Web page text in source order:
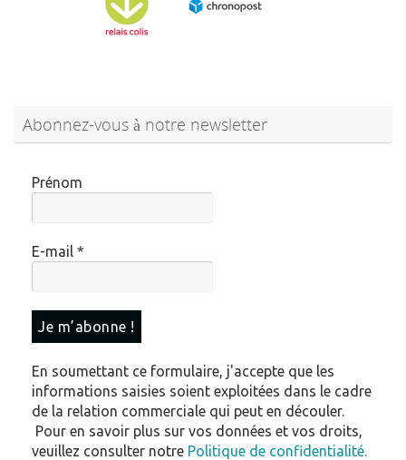
Abonnez-vous à notre newsletter
Prénom
E-mail *
En soumettant ce formulaire, j'accepte que les
informations saisies soient exploitées dans le cadre
de la relation commerciale qui peut en découler.
Pour en savoir plus sur vos données et vos droits,
veuillez consulter notre Politique de confidentialité.